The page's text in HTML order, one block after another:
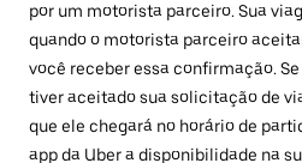
por um motorista parceiro. Sua
quando o motorista parceiro
você receber essa confirmação.
tiver aceitado sua solicitação de
que ele chegará no horário de
app da Uber a disponibilidade na